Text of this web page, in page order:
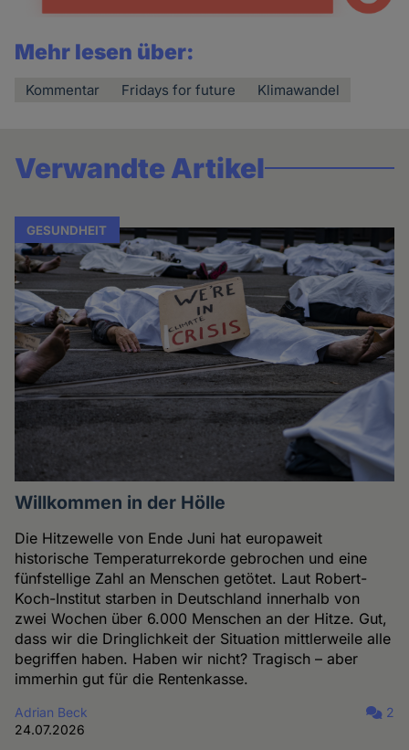
Mehr lesen über:
Kommentar Fridays for future Klimawandel
Verwandte Artikel
GESUNDHEIT
Willkommen in der Hölle
Die Hitzewelle von Ende Juni hat europaweit
historische Temperaturrekorde gebrochen und eine
fünfstellige Zahl an Menschen getötet. Laut Robert-
Koch-Institut starben in Deutschland innerhalb von
zwei Wochen über 6.000 Menschen an der Hitze. Gut,
dass wir die Dringlichkeit der Situation mittlerweile alle
begriffen haben. Haben wir nicht? Tragisch – aber
immerhin gut für die Rentenkasse.
Adrian Beck
24.07.2026
2